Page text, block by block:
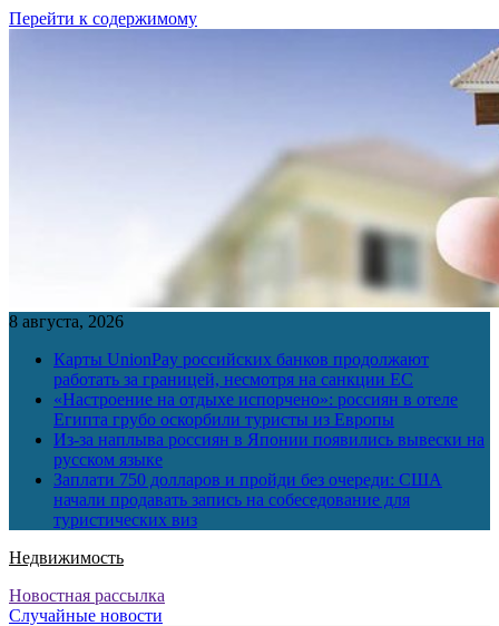
Перейти к содержимому
8 августа, 2026
Карты UnionPay российских банков продолжают
работать за границей, несмотря на санкции ЕС
«Настроение на отдыхе испорчено»: россиян в отеле
Египта грубо оскорбили туристы из Европы
Из-за наплыва россиян в Японии появились вывески на
русском языке
Заплати 750 долларов и пройди без очереди: США
начали продавать запись на собеседование для
туристических виз
Недвижимость
Новостная рассылка
Случайные новости